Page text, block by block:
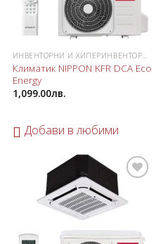
ИНВЕНТОРНИ И ХИПЕРИНВЕНТОРНИ КЛИМАТИЦИ
Климатик NIPPON KFR DCA Eco
Energy
1,099.00лв.
Добави в любими
Добави
любими